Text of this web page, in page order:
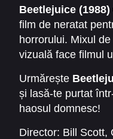
Beetlejuice
film de neratat
horrorului. Mixul
vizuală face filmul
Beetlejuice este
Urmărește
și lasă-te purtat
haosul domnesc!
Director: Bill Scott,